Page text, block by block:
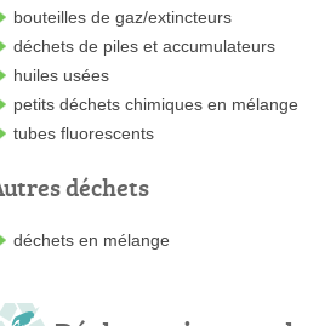
bouteilles de gaz/extincteurs
déchets de piles et accumulateurs
huiles usées
petits déchets chimiques en mélange
tubes fluorescents
déchets
déchets en mélange